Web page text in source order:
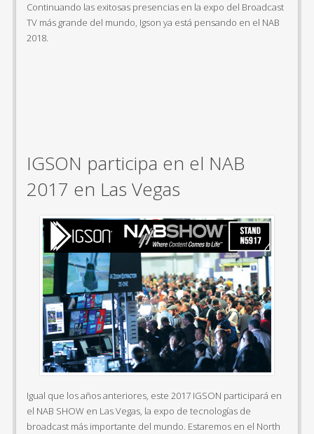
Continuando las exitosas presencias en la expo del Broadcast
TV más grande del mundo, Igson ya está pensando en el NAB
2018.
IGSON participa en el NAB
2017 en Las Vegas
Igual que los años anteriores, este 2017 IGSON participará en
el NAB SHOW en Las Vegas, la expo de tecnologías de
broadcast más importante del mundo. Estaremos en el North